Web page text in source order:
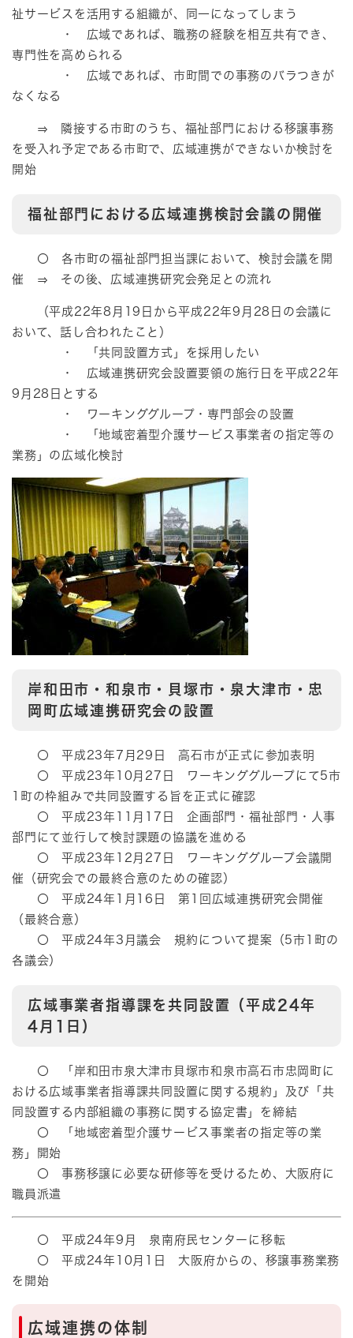
祉サービスを活用する組織が、同一になってしまう
・ 広域であれば、職務の経験を相互共有でき、
専門性を高められる
・ 広域であれば、市町間での事務のバラつきが
なくなる
⇒ 隣接する市町のうち、福祉部門における移譲事務
を受入れ予定である市町で、広域連携ができないか検討を
開始
福祉部門における広域連携検討会議の開催
〇 各市町の福祉部門担当課において、検討会議を開
催 ⇒ その後、広域連携研究会発足との流れ
（平成22年8月19日から平成22年9月28日の会議に
おいて、話し合われたこと）
・ 「共同設置方式」を採用したい
・ 広域連携研究会設置要領の施行日を平成22年
9月28日とする
・ ワーキンググループ・専門部会の設置
・ 「地域密着型介護サービス事業者の指定等の
業務」の広域化検討
岸和田市・和泉市・貝塚市・泉大津市・忠
岡町広域連携研究会の設置
〇 平成23年7月29日 高石市が正式に参加表明
〇 平成23年10月27日 ワーキンググループにて5市
1町の枠組みで共同設置する旨を正式に確認
〇 平成23年11月17日 企画部門・福祉部門・人事
部門にて並行して検討課題の協議を進める
〇 平成23年12月27日 ワーキンググループ会議開
催（研究会での最終合意のための確認）
〇 平成24年1月16日 第1回広域連携研究会開催
（最終合意）
〇 平成24年3月議会 規約について提案（5市1町の
各議会）
広域事業者指導課を共同設置（平成24年
4月1日）
〇 「岸和田市泉大津市貝塚市和泉市高石市忠岡町に
おける広域事業者指導課共同設置に関する規約」及び「共
同設置する内部組織の事務に関する協定書」を締結
〇 「地域密着型介護サービス事業者の指定等の業
務」開始
〇 事務移譲に必要な研修等を受けるため、大阪府に
職員派遣
〇 平成24年9月 泉南府民センターに移転
〇 平成24年10月1日 大阪府からの、移譲事務業務
を開始
広域連携の体制